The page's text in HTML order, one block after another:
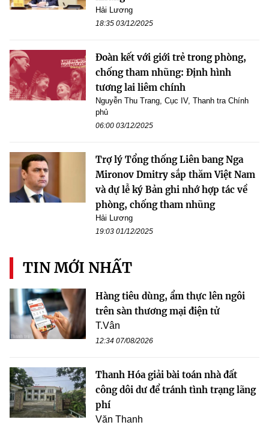
Hải Lương
18:35 03/12/2025
Đoàn kết với giới trẻ trong phòng,
chống tham nhũng: Định hình
tương lai liêm chính
Nguyễn Thu Trang, Cục IV, Thanh tra Chính
phủ
06:00 03/12/2025
Trợ lý Tổng thống Liên bang Nga
Mironov Dmitry sắp thăm Việt Nam
và dự lễ ký Bản ghi nhớ hợp tác về
phòng, chống tham nhũng
Hải Lương
19:03 01/12/2025
TIN MỚI NHẤT
Hàng tiêu dùng, ẩm thực lên ngôi
trên sàn thương mại điện tử
T.Vân
12:34 07/08/2026
Thanh Hóa giải bài toán nhà đất
công dôi dư để tránh tình trạng lãng
phí
Văn Thanh